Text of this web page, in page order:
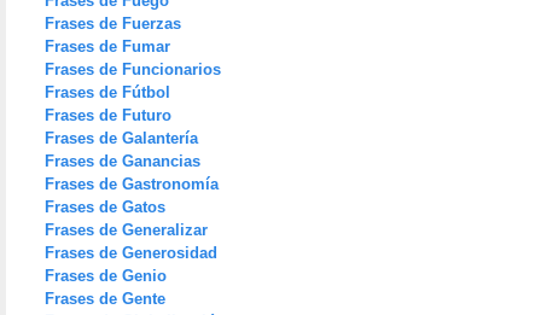
Frases de Fuerzas
Frases de Fumar
Frases de Funcionarios
Frases de Fútbol
Frases de Futuro
Frases de Galantería
Frases de Ganancias
Frases de Gastronomía
Frases de Gatos
Frases de Generalizar
Frases de Generosidad
Frases de Genio
Frases de Gente